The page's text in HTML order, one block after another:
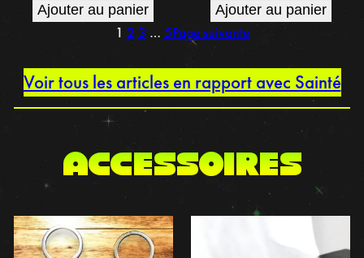
Ajouter au panier Ajouter au panier
1 2 3 … 5Page suivante
Voir tous les articles en rapport avec Sainté
accessoires